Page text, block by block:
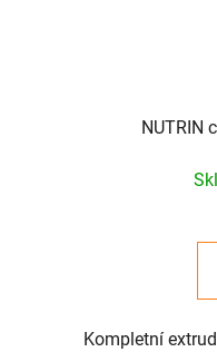
NUTRIN
Kompletní